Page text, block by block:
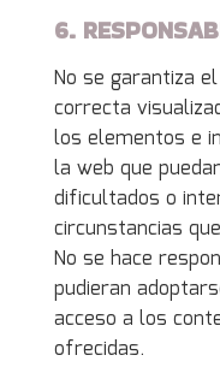
6.
No se garantiza
correcta
los elementos e
la web que
dificultados o
circunstancias
No se hace
pudieran
acceso a los
ofrecidas.